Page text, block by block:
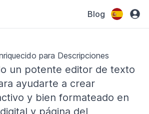
Blog
para Descripciones
un potente editor de texto
ayudarte a crear
y bien formateado en
y página del